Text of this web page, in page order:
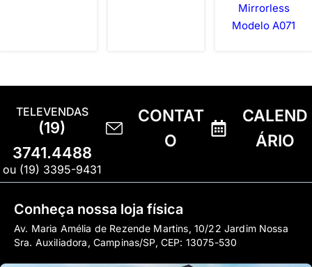
Mirrorless
Modelo A071
TELEVENDAS
(19)
3741.4488
ou (19) 3395-9431
CONTAT
O
CALEND
ÁRIO
Conheça nossa loja física
Av. Maria Amélia de Rezende Martins, 10/22 Jardim Nossa
Sra. Auxiliadora, Campinas/SP, CEP: 13075-530